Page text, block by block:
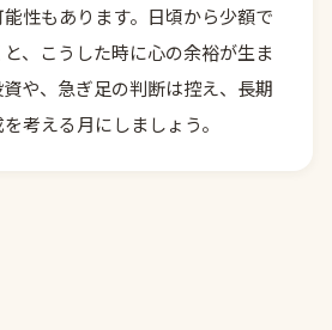
性もあります。日頃から少額で
、こうした時に心の余裕が生ま
や、急ぎ足の判断は控え、長期
考える月にしましょう。